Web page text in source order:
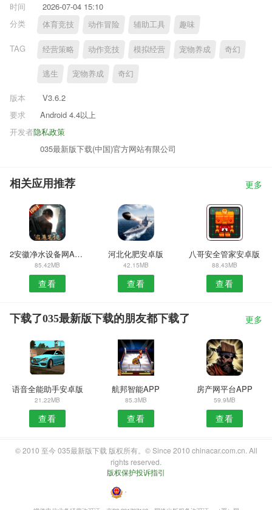
时间
2026-07-04 15:10
分类
体育竞技 动作冒险 辅助工具 趣味
TAG 经营策略 动作竞技 模拟经营 宠物养成 奇幻
逃生 宠物养成 奇幻
版本
V3.6.2
要求
Android 4.4以上
隐私政策
开发者
035最新版下载(中国)官方网站有限公司
相关应用推荐 更多
2安徽净水设备网APP
85.42MB
查看
河北化肥安卓版
42.15MB
查看
八哥安全管家安卓版
88.43MB
查看
下载了035最新版下载的朋友都下载了 更多
语音全能助手安卓版
21.22MB
查看
航邦智能APP
85.3MB
查看
房产网平台APP
59.9MB
查看
© 2010 至今 035最新版下载 版权所有。© Since 2010 chinacar.com.cn. All
rights reserved.
版权保护投诉指引
・